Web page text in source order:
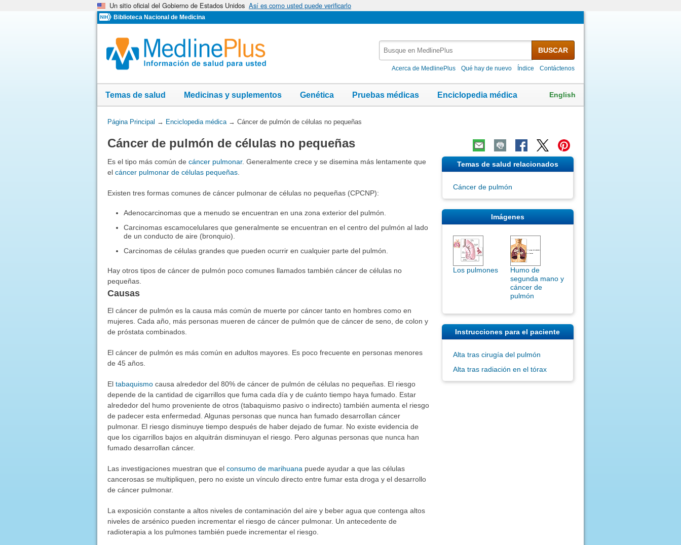
Un sitio oficial del Gobierno de Estados Unidos Así es como usted puede verificarlo
Biblioteca Nacional de Medicina
MedlinePlus
BUSCAR
Acerca de MedlinePlus Qué hay de nuevo Índice Contáctenos
Temas de salud Medicinas y suplementos Genética Pruebas médicas Enciclopedia médica English
Usted
aquí:
Página Principal → Enciclopedia médica→ Cáncer de pulmón de células no pequeñas
Cáncer de pulmón de células no pequeñas
Es el tipo más común de cáncer pulmonar. Generalmente crece y se disemina más lentamente que
el cáncer pulmonar de células pequeñas.
Existen tres formas comunes de cáncer pulmonar de células no pequeñas (CPCNP):
Adenocarcinomas que a menudo se encuentran en una zona exterior del pulmón.
Carcinomas escamocelulares que generalmente se encuentran en el centro del pulmón al lado
de un conducto de aire (bronquio).
Carcinomas de células grandes que pueden ocurrir en cualquier parte del pulmón.
Hay otros tipos de cáncer de pulmón poco comunes llamados también cáncer de células no
pequeñas.
Causas
El cáncer de pulmón es la causa más común de muerte por cáncer tanto en hombres como en
mujeres. Cada año, más personas mueren de cáncer de pulmón que de cáncer de seno, de colon y
de próstata combinados.
El cáncer de pulmón es más común en adultos mayores. Es poco frecuente en personas menores
de 45 años.
El tabaquismocausa alrededor del 80% de cáncer de pulmón de células no pequeñas. El riesgo
depende de la cantidad de cigarrillos que fuma cada día y de cuánto tiempo haya fumado. Estar
alrededor del humo proveniente de otros (tabaquismo pasivo o indirecto) también aumenta el riesgo
de padecer esta enfermedad. Algunas personas que nunca han fumado desarrollan cáncer
pulmonar. El riesgo disminuye tiempo después de haber dejado de fumar. No existe evidencia de
que los cigarrillos bajos en alquitrán disminuyan el riesgo. Pero algunas personas que nunca han
fumado desarrollan cáncer.
Las investigaciones muestran que el consumo de marihuana puede ayudar a que las células
cancerosas se multipliquen, pero no existe un vínculo directo entre fumar esta droga y el desarrollo
de cáncer pulmonar.
La exposición constante a altos niveles de contaminación del aire y beber agua que contenga altos
niveles de arsénico pueden incrementar el riesgo de cáncer pulmonar. Un antecedente de
radioterapia a los pulmones también puede incrementar el riesgo.
Temas de salud relacionados
Cáncer de pulmón
Imágenes
Los pulmones
Humo de
segunda mano y
cáncer de
pulmón
Instrucciones para el paciente
Alta tras cirugía del pulmón
Alta tras radiación en el tórax